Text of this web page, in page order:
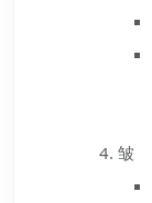
皱